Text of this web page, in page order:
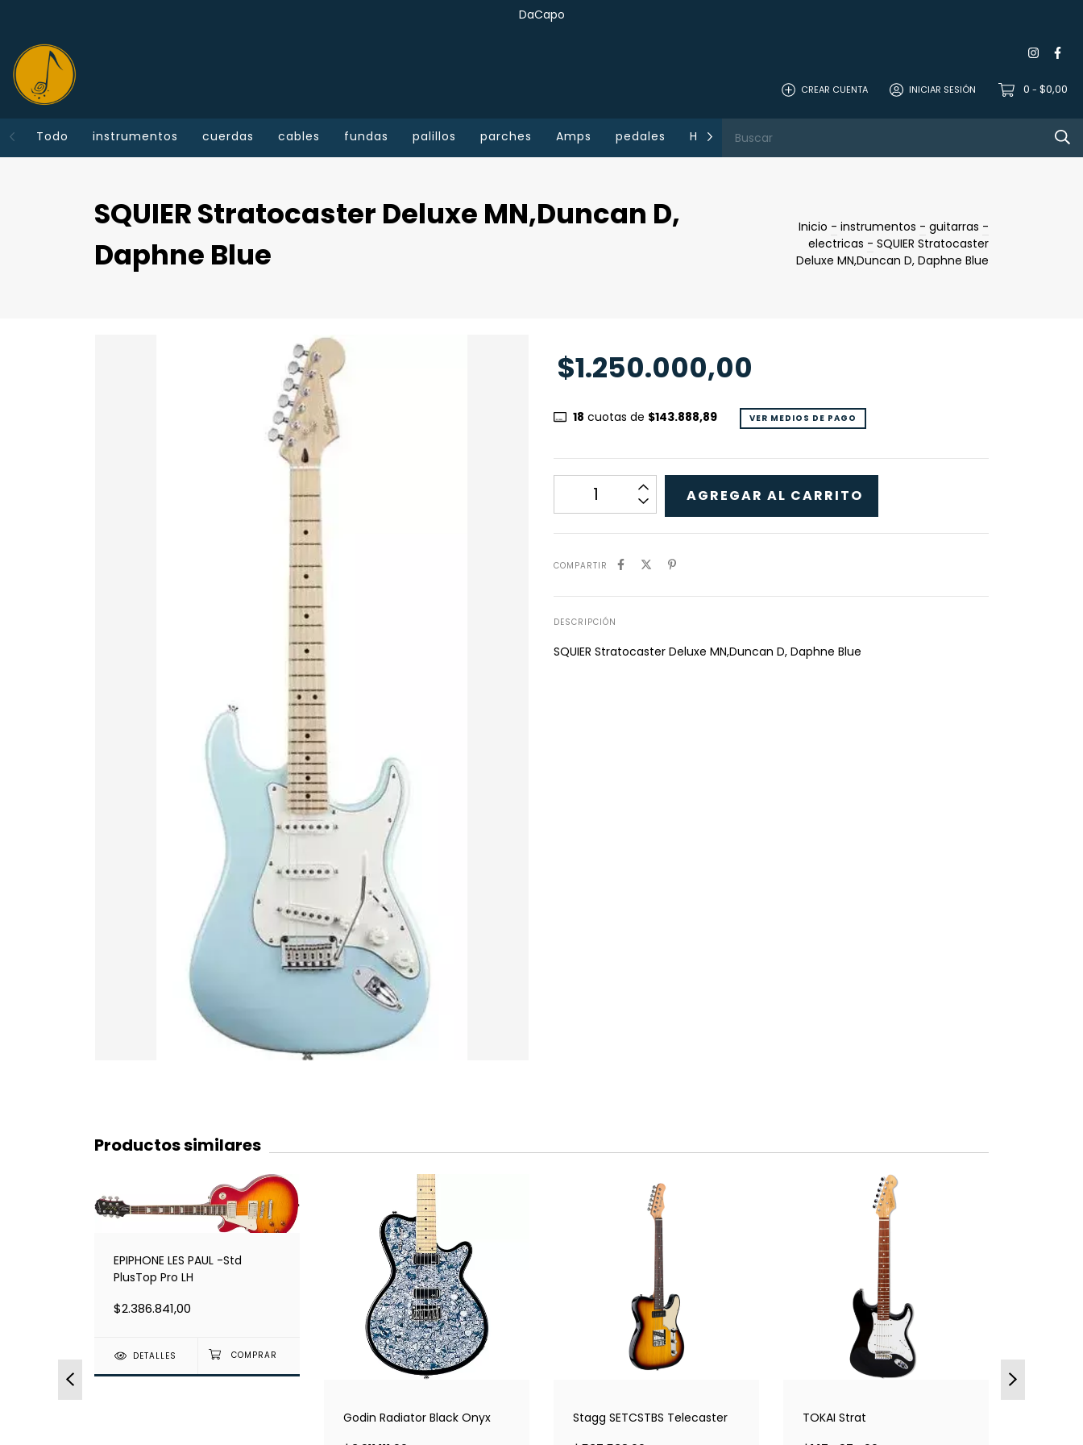
DaCapo
CREAR CUENTA INICIAR SESIÓN 0 - $0,00
Todo instrumentos cuerdas cables fundas palillos parches Amps pedales Home Studio
SQUIER Stratocaster Deluxe MN,Duncan D,
Daphne Blue
Inicio - instrumentos - guitarras -
electricas - SQUIER Stratocaster
Deluxe MN,Duncan D, Daphne Blue
$1.250.000,00
18 cuotas de $143.888,89 VER MEDIOS DE PAGO
COMPARTIR
DESCRIPCIÓN
SQUIER Stratocaster Deluxe MN,Duncan D, Daphne Blue
Productos similares
EPIPHONE LES PAUL -Std
PlusTop Pro LH
$2.386.841,00
DETALLES
Godin Radiator Black Onyx Stagg SETCSTBS Telecaster TOKAI Strat